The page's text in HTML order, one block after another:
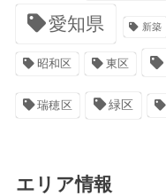
愛知県 新築
昭和区 東区
瑞穂区 緑区
エリア情報